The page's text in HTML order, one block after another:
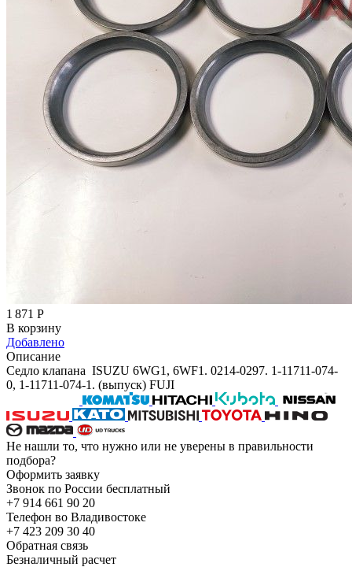
1 871 Р
В корзину
Добавлено
Описание
Седло клапана ISUZU 6WG1, 6WF1. 0214-0297. 1-11711-074-
0, 1-11711-074-1. (выпуск) FUJI
Не нашли то, что нужно или не уверены в правильности
подбора?
Оформить заявку
Звонок по России бесплатный
+7 914 661 90 20
Телефон во Владивостоке
+7 423 209 30 40
Обратная связь
Безналичный расчет